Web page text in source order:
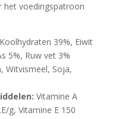
het voedingspatroon
Koolhydraten 39%, Eiwit
5%, Ruw vet 3%
Witvismeel, Soja,
Vitamine A
g, Vitamine E 150